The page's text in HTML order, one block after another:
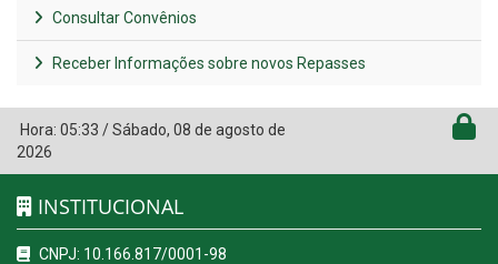
Consultar Convênios
Receber Informações sobre novos Repasses
Hora: 05:33 /Sábado, 08 de agosto de
2026
INSTITUCIONAL
CNPJ: 10.166.817/0001-98